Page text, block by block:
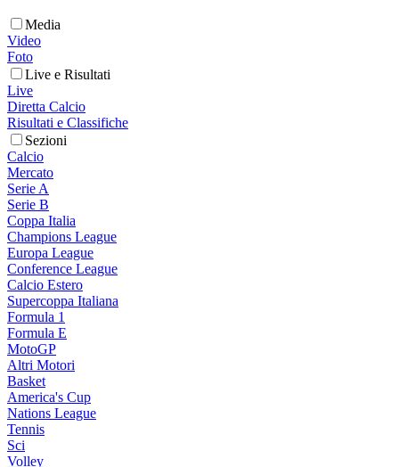
Media
Video
Foto
Live e Risultati
Live
Diretta Calcio
Risultati e Classifiche
Sezioni
Calcio
Mercato
Serie A
Serie B
Coppa Italia
Champions League
Europa League
Conference League
Calcio Estero
Supercoppa Italiana
Formula 1
Formula E
MotoGP
Altri Motori
Basket
America's Cup
Nations League
Tennis
Sci
Volley